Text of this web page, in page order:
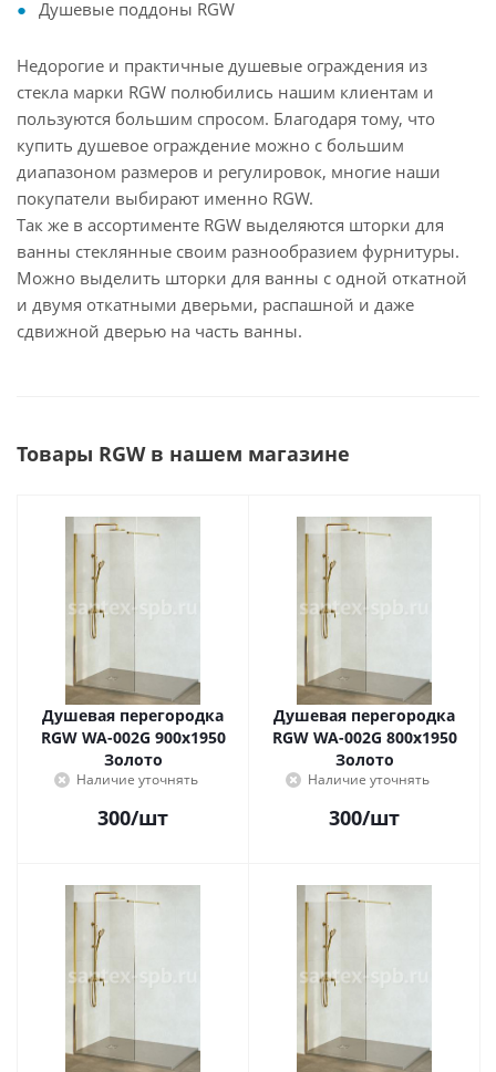
Душевые поддоны RGW
Недорогие и практичные душевые ограждения из
стекла марки RGW полюбились нашим клиентам и
пользуются большим спросом. Благодаря тому, что
купить душевое ограждение можно с большим
диапазоном размеров и регулировок, многие наши
покупатели выбирают именно RGW.
Так же в ассортименте RGW выделяются шторки для
ванны стеклянные своим разнообразием фурнитуры.
Можно выделить шторки для ванны с одной откатной
и двумя откатными дверьми, распашной и даже
сдвижной дверью на часть ванны.
Товары RGW в нашем магазине
Душевая перегородка
RGW WA-002G 900x1950
Золото
Наличие уточнять
300/шт
Душевая перегородка
RGW WA-002G 800x1950
Золото
Наличие уточнять
300/шт